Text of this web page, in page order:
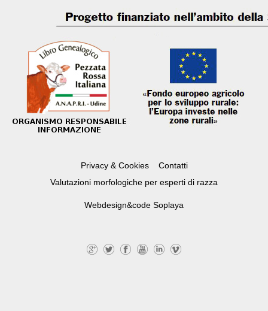
Privacy & Cookies
Contatti
Valutazioni morfologiche per esperti di razza
Webdesign&code Soplaya